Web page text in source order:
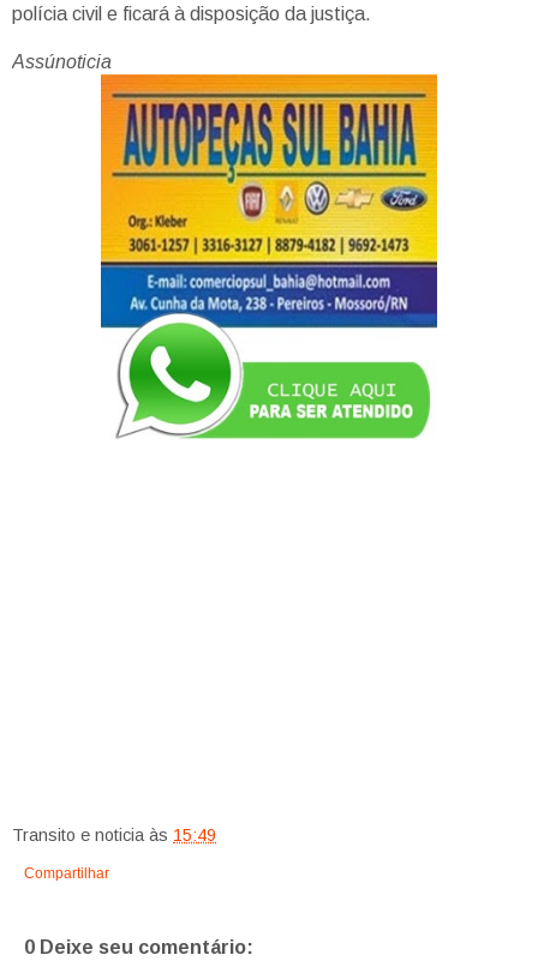
polícia civil e ficará à disposição da justiça.
Assúnoticia
Transito e noticia às 15:49
Compartilhar
0 Deixe seu comentário: